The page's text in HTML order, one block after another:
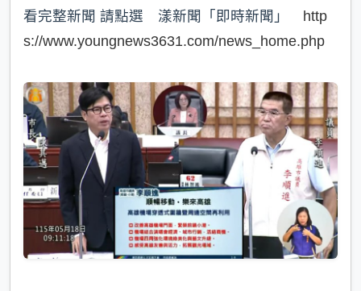
看完整新聞 請點選 漾新聞「即時新聞」 http
s://www.youngnews3631.com/news_home.php